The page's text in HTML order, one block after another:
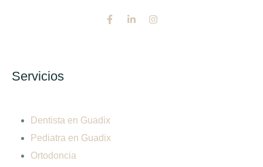
Servicios
Dentista en Guadix
Pediatra en Guadix
Ortodoncia